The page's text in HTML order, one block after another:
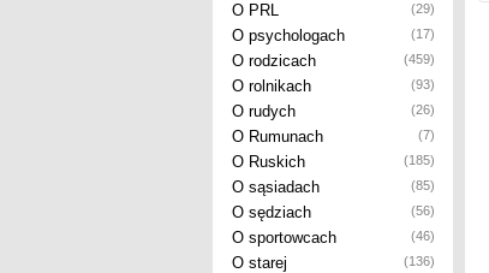
O PRL (29)
O psychologach (17)
O rodzicach (459)
O rolnikach (93)
O rudych (26)
O Rumunach (7)
O Ruskich (185)
O sąsiadach (85)
O sędziach (56)
O sportowcach (46)
O starej (136)